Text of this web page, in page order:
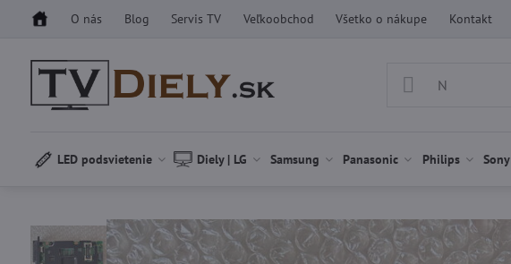
O nás Blog Servis TV Veľkoobchod Všetko o nákupe Kontakt
LED podsvietenie Diely | LG Samsung Panasonic Philips Sony